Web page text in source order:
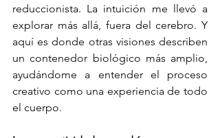
reduccionista. La intuición me llevó a
explorar más allá, fuera del cerebro. Y
aquí es donde otras visiones describen
un contenedor biológico más amplio,
ayudándome a entender el proceso
creativo como una experiencia de todo
el cuerpo.